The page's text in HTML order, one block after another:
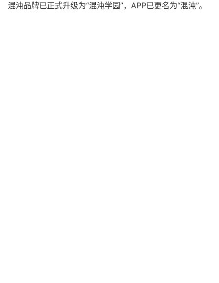
混沌品牌已正式升级为“混沌学园”，APP已更名为“混沌”。